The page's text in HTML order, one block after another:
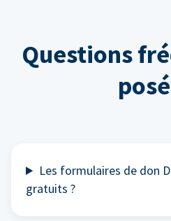
Questions
Les formulaires de don
gratuits ?